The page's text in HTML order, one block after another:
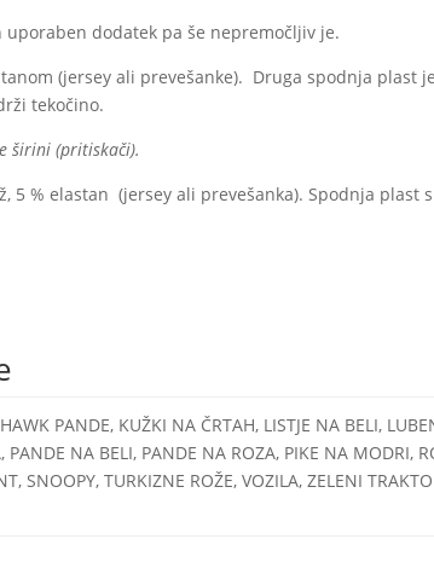
dodatek pa še nepremočljiv je.
(jersey ali prevešanke). Druga spodnja plast
tekočino.
širini (pritiskači).
5 % elastan (jersey ali prevešanka). Spodnja plast s
PANDE, KUŽKI NA ČRTAH, LISTJE NA BELI,
PANDE NA BELI, PANDE NA ROZA, PIKE NA MODRI,
SNOOPY, TURKIZNE ROŽE, VOZILA, ZELENI